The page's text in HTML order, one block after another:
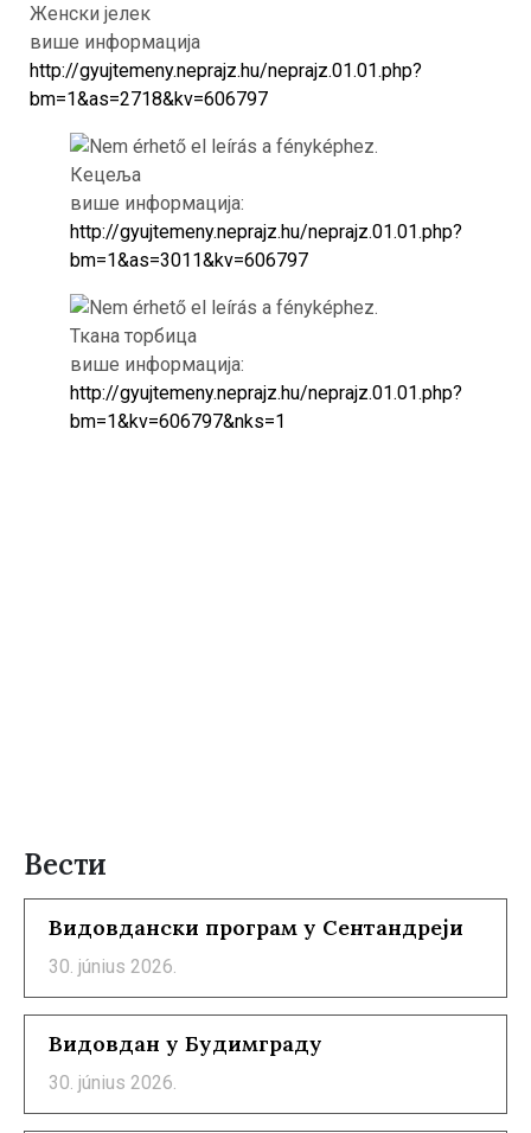
Женски јелек
више информација
http://gyujtemeny.neprajz.hu/neprajz.01.01.php?
bm=1&as=2718&kv=606797
Кецеља
више информација:
http://gyujtemeny.neprajz.hu/neprajz.01.01.php?
bm=1&as=3011&kv=606797
Ткана торбица
више информација:
http://gyujtemeny.neprajz.hu/neprajz.01.01.php?
bm=1&kv=606797&nks=1
Вести
Видовдански програм у Сентандреји
30. június 2026.
Видовдан у Будимграду
30. június 2026.